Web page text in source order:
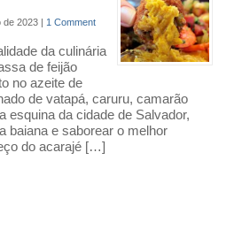
de 2023 1 Comment
da culinária
de feijão
no azeite de
de vatapá, caruru, camarão
esquina da cidade de Salvador,
baiana e saborear o melhor
do acarajé […]